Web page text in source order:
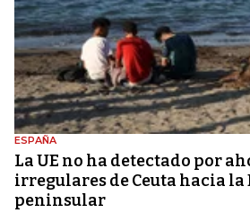
ESPAÑA
La UE no ha detectado por
irregulares de Ceuta hacia la
peninsular